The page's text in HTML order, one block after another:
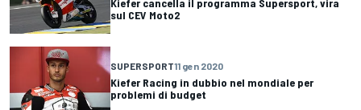
sul CEV Moto2
SUPERSPORT11 gen 2020
Kiefer Racing in dubbio nel mondiale per
problemi di budget